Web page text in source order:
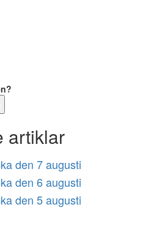
artiklar
den 7 augusti
den 6 augusti
den 5 augusti